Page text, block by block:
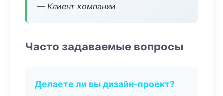
— Клиент компании
Часто задаваемые вопросы
Делаете ли вы дизайн-проект?